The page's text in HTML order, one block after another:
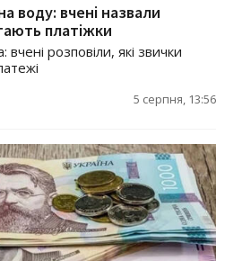
воду: вчені назвали
платіжки
розповіли, які звички
5 серпня, 13:56